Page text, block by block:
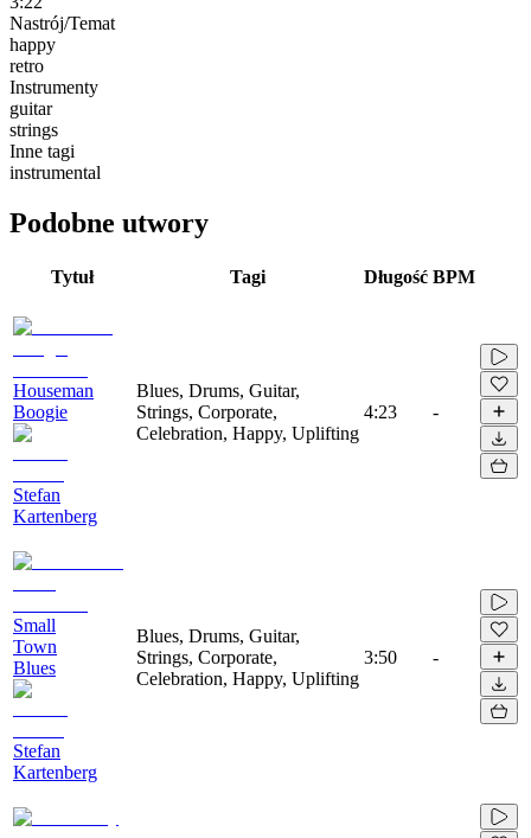
Nastrój/Temat
happy
retro
Instrumenty
guitar
strings
Inne tagi
instrumental
Podobne utwory
Tytuł Tagi Długość BPM
Houseman
Boogie
Stefan
Kartenberg
Blues, Drums, Guitar,
Strings, Corporate,
Celebration, Happy, Uplifting
4:23 -
Small
Town
Blues
Stefan
Kartenberg
Blues, Drums, Guitar,
Strings, Corporate,
Celebration, Happy, Uplifting
3:50 -